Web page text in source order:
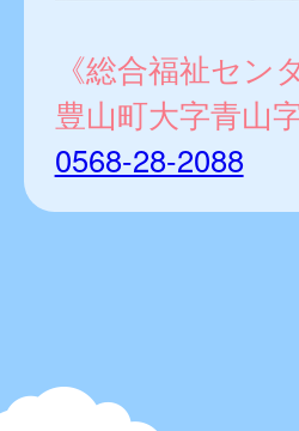
《総合福祉セン
豊山町大字青山
0568-28-2088